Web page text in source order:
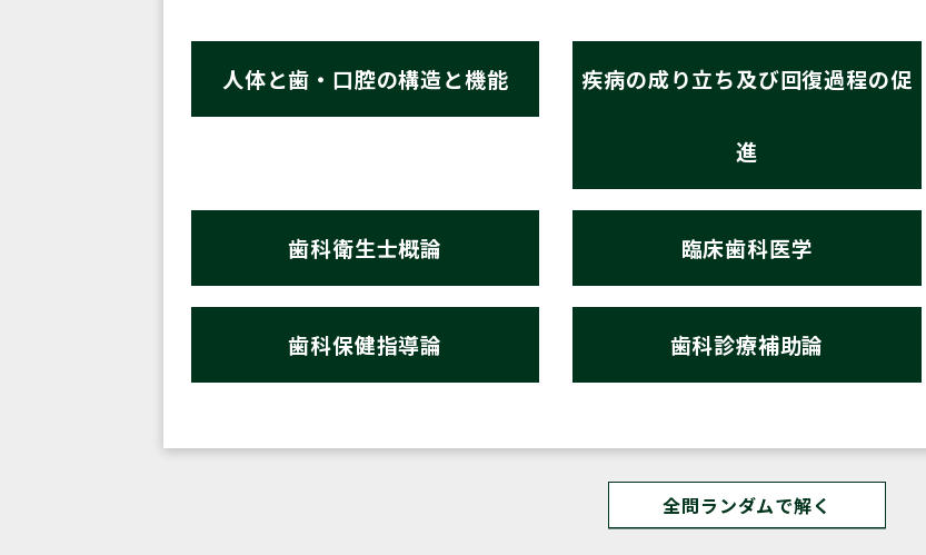
人体と歯・口腔の構造と機能 疾病の成り立ち及び回復過程の促
進
歯科衛生士概論 臨床歯科医学
歯科保健指導論 歯科診療補助論
全問ランダムで解く